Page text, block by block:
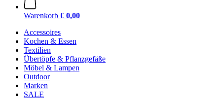
Warenkorb € 0,00
Accessoires
Kochen & Essen
Textilien
Übertöpfe & Pflanzgefäße
Möbel & Lampen
Outdoor
Marken
SALE